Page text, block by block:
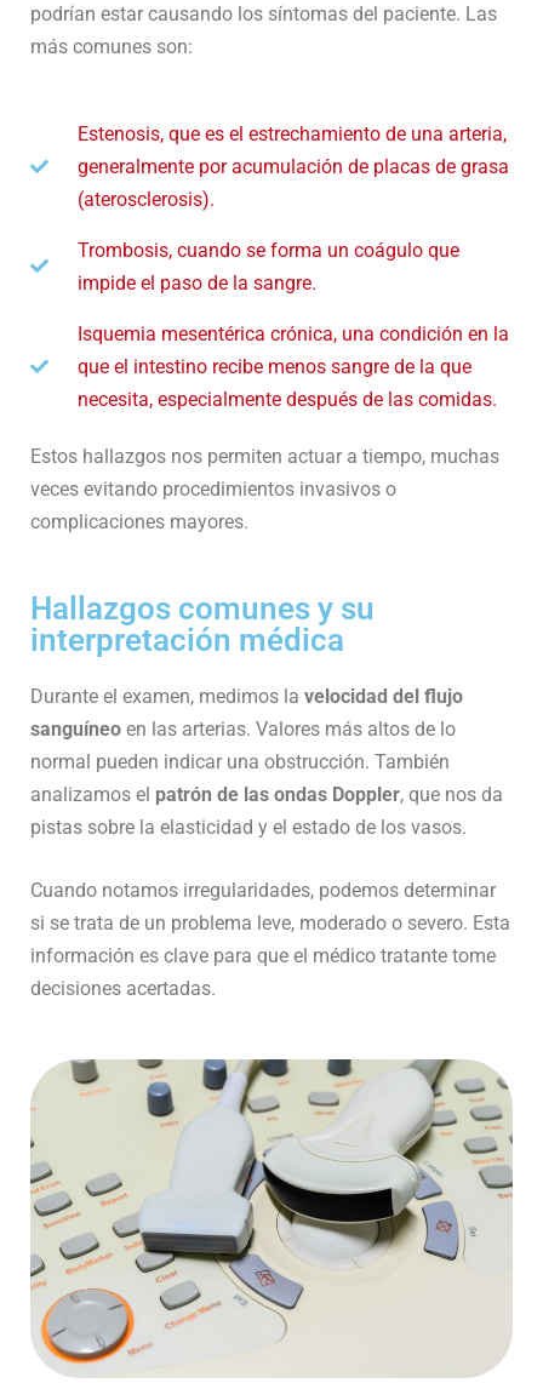
podrían estar causando los síntomas del paciente. Las
más comunes son:
Estenosis, que es el estrechamiento de una arteria,
generalmente por acumulación de placas de grasa
(aterosclerosis).
Trombosis, cuando se forma un coágulo que
impide el paso de la sangre.
Isquemia mesentérica crónica, una condición en la
que el intestino recibe menos sangre de la que
necesita, especialmente después de las comidas.
Estos hallazgos nos permiten actuar a tiempo, muchas
veces evitando procedimientos invasivos o
complicaciones mayores.
Hallazgos comunes y su
interpretación médica
Durante el examen, medimos la velocidad del flujo
sanguíneo en las arterias. Valores más altos de lo
normal pueden indicar una obstrucción. También
analizamos el patrón de las ondas Doppler, que nos da
pistas sobre la elasticidad y el estado de los vasos.
Cuando notamos irregularidades, podemos determinar
si se trata de un problema leve, moderado o severo. Esta
información es clave para que el médico tratante tome
decisiones acertadas.